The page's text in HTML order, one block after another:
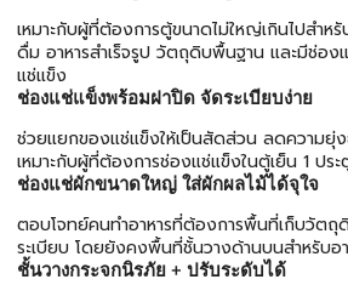
เหมาะกับผู้ที่ต้องการตู้ขนาดไม่ใหญ่เกินไปสำห
ดื่ม อาหารสำเร็จรูป วัตถุดิบพื้นฐาน และมีช่อง
แช่แข็ง
ช่องแช่แข็งพร้อมฝาปิด จัดระเบียบง่าย
ช่วยแยกของแช่แข็งให้เป็นสัดส่วน ลดความยุ่ง
เหมาะกับผู้ที่ต้องการช่องแช่แข็งในตู้เย็น 1 ประ
ช่องแช่ผักขนาดใหญ่ ใส่ผักผลไม้ได้จุใจ
ตอบโจทย์คนทำอาหารที่ต้องการพื้นที่เก็บวัตถุ
ระเบียบ โดยยังคงพื้นที่ชั้นวางด้านบนสำหรับอ
ชั้นวางกระจกนิรภัย + ปรับระดับได้